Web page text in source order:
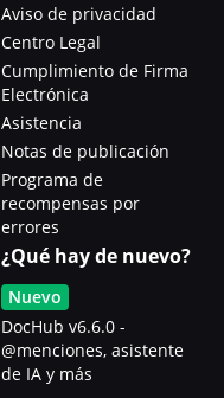
Aviso de privacidad
Centro Legal
Cumplimiento de Firma
Electrónica
Asistencia
Notas de publicación
Programa de
recompensas por
errores
¿Qué hay de nuevo?
Nuevo
DocHub v6.6.0 -
@menciones, asistente
de IA y más